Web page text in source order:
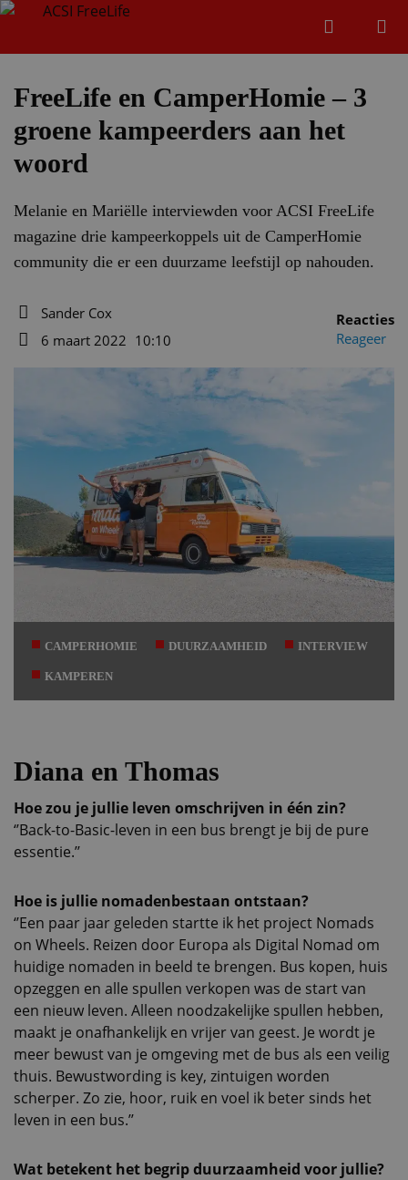
FreeLife en CamperHomie – 3
groene kampeerders aan het
woord
Melanie en Mariëlle interviewden voor ACSI FreeLife
magazine drie kampeerkoppels uit de CamperHomie
community die er een duurzame leefstijl op nahouden.
Auteur
Sander Cox
6 maart 2022 10:10
Reacties
Reageer
CAMPERHOMIE DUURZAAMHEID INTERVIEW
KAMPEREN
Diana en Thomas
Hoe zou je jullie leven omschrijven in één zin?
‘’Back-to-Basic-leven in een bus brengt je bij de pure
essentie.’’
Hoe is jullie nomadenbestaan ontstaan?
‘’Een paar jaar geleden startte ik het project Nomads
on Wheels. Reizen door Europa als Digital Nomad om
huidige nomaden in beeld te brengen. Bus kopen, huis
opzeggen en alle spullen verkopen was de start van
een nieuw leven. Alleen noodzakelijke spullen hebben,
maakt je onafhankelijk en vrijer van geest. Je wordt je
meer bewust van je omgeving met de bus als een veilig
thuis. Bewustwording is key, zintuigen worden
scherper. Zo zie, hoor, ruik en voel ik beter sinds het
leven in een bus.’’
Wat betekent het begrip duurzaamheid voor jullie?